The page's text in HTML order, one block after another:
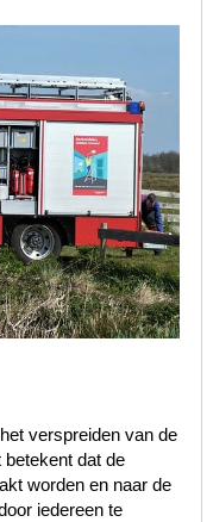
verspreiden van de
betekent dat de
worden en naar de
iedereen te